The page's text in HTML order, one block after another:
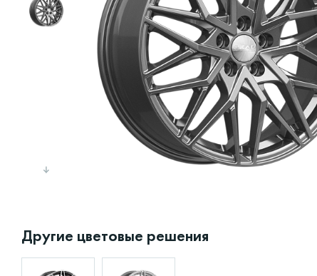
Другие цветовые решения